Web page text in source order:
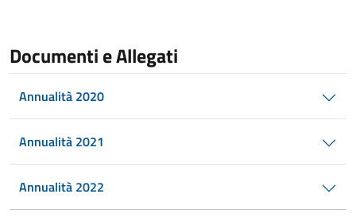
Documenti e Allegati
Annualità 2020
Annualità 2021
Annualità 2022